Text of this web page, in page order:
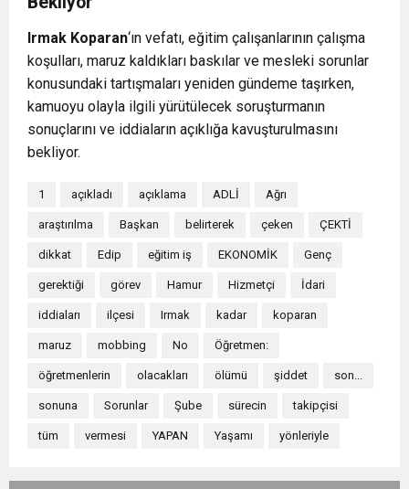
Irmak Koparan‘ın vefatı, eğitim çalışanlarının çalışma
koşulları, maruz kaldıkları baskılar ve mesleki sorunlar
konusundaki tartışmaları yeniden gündeme taşırken,
kamuoyu olayla ilgili yürütülecek soruşturmanın
sonuçlarını ve iddiaların açıklığa kavuşturulmasını
bekliyor.
1 açıkladı açıklama ADLİ Ağrı
araştırılma Başkan belirterek çeken ÇEKTİ
dikkat Edip eğitim iş EKONOMİK Genç
gerektiği görev Hamur Hizmetçi İdari
iddiaları ilçesi Irmak kadar koparan
maruz mobbing No Öğretmen:
öğretmenlerin olacakları ölümü şiddet son...
sonuna Sorunlar Şube sürecin takipçisi
tüm vermesi YAPAN Yaşamı yönleriyle